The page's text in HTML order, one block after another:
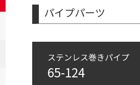
パイプパーツ
ステンレス巻きパイプ
65-124